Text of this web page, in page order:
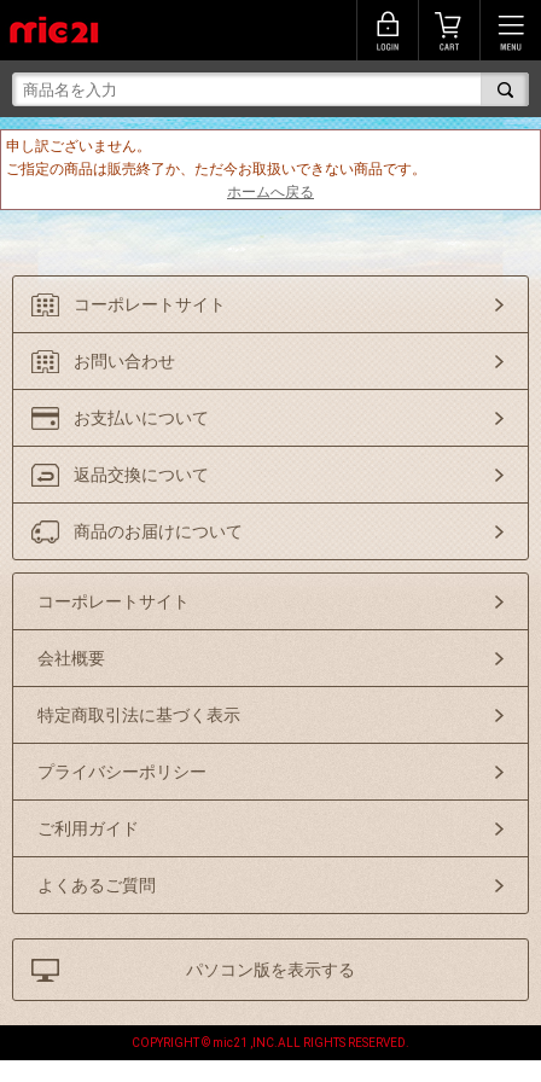
申し訳ございません。
ご指定の商品は販売終了か、ただ今お取扱いできない商品です。
ホームへ戻る
コーポレートサイト
お問い合わせ
お支払いについて
返品交換について
商品のお届けについて
コーポレートサイト
会社概要
特定商取引法に基づく表示
プライバシーポリシー
ご利用ガイド
よくあるご質問
パソコン版を表示する
COPYRIGHT © mic21 ,INC.ALL RIGHTS RESERVED.